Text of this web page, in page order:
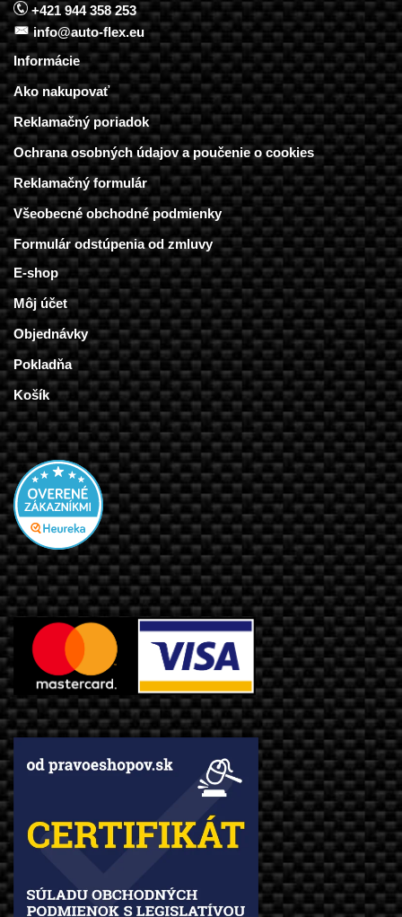
+421 944 358 253
info@auto-flex.eu
Informácie
Ako nakupovať
Reklamačný poriadok
Ochrana osobných údajov a poučenie o cookies
Reklamačný formulár
Všeobecné obchodné podmienky
Formulár odstúpenia od zmluvy
E-shop
Môj účet
Objednávky
Pokladňa
Košík